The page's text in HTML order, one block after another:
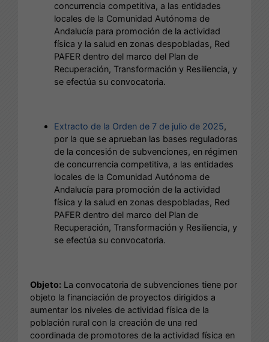
concurrencia competitiva, a las entidades
locales de la Comunidad Autónoma de
Andalucía para promoción de la actividad
física y la salud en zonas despobladas, Red
PAFER dentro del marco del Plan de
Recuperación, Transformación y Resiliencia, y
se efectúa su convocatoria.
Extracto de la Orden de 7 de julio de 2025,
por la que se aprueban las bases reguladoras
de la concesión de subvenciones, en régimen
de concurrencia competitiva, a las entidades
locales de la Comunidad Autónoma de
Andalucía para promoción de la actividad
física y la salud en zonas despobladas, Red
PAFER dentro del marco del Plan de
Recuperación, Transformación y Resiliencia, y
se efectúa su convocatoria.
Objeto: La convocatoria de subvenciones tiene por
objeto la financiación de proyectos dirigidos a
aumentar los niveles de actividad física de la
población rural con la creación de una red
coordinada de promotores de la actividad física en